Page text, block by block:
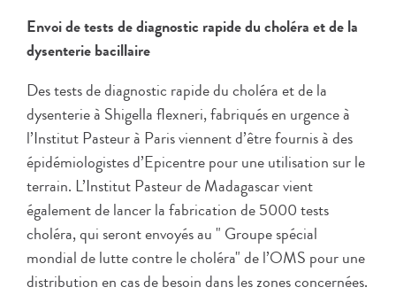
Envoi de tests de diagnostic rapide du choléra et de la
dysenterie bacillaire
Des tests de diagnostic rapide du choléra et de la
dysenterie à Shigella flexneri, fabriqués en urgence à
l’Institut Pasteur à Paris viennent d’être fournis à des
épidémiologistes d’Epicentre pour une utilisation sur le
terrain. L’Institut Pasteur de Madagascar vient
également de lancer la fabrication de 5000 tests
choléra, qui seront envoyés au " Groupe spécial
mondial de lutte contre le choléra" de l’OMS pour une
distribution en cas de besoin dans les zones concernées.